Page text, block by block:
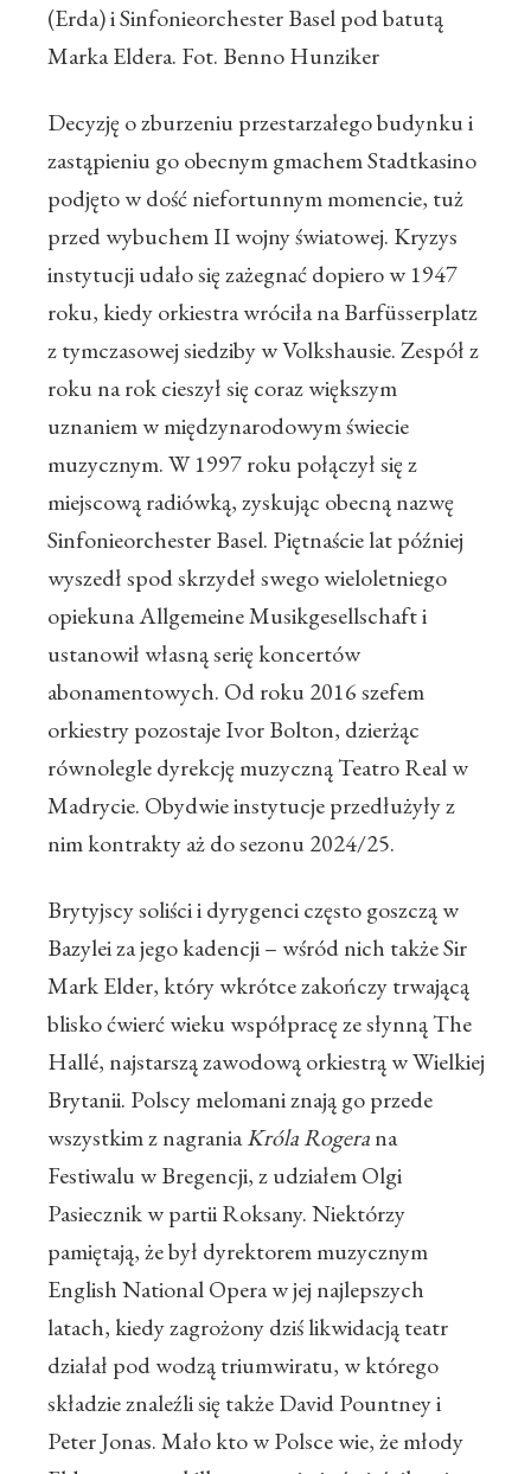
(Erda) i Sinfonieorchester Basel pod batutą
Marka Eldera. Fot. Benno Hunziker
Decyzję o zburzeniu przestarzałego budynku i
zastąpieniu go obecnym gmachem Stadtkasino
podjęto w dość niefortunnym momencie, tuż
przed wybuchem II wojny światowej. Kryzys
instytucji udało się zażegnać dopiero w 1947
roku, kiedy orkiestra wróciła na Barfüsserplatz
z tymczasowej siedziby w Volkshausie. Zespół z
roku na rok cieszył się coraz większym
uznaniem w międzynarodowym świecie
muzycznym. W 1997 roku połączył się z
miejscową radiówką, zyskując obecną nazwę
Sinfonieorchester Basel. Piętnaście lat później
wyszedł spod skrzydeł swego wieloletniego
opiekuna Allgemeine Musikgesellschaft i
ustanowił własną serię koncertów
abonamentowych. Od roku 2016 szefem
orkiestry pozostaje Ivor Bolton, dzierżąc
równolegle dyrekcję muzyczną Teatro Real w
Madrycie. Obydwie instytucje przedłużyły z
nim kontrakty aż do sezonu 2024/25.
Brytyjscy soliści i dyrygenci często goszczą w
Bazylei za jego kadencji – wśród nich także Sir
Mark Elder, który wkrótce zakończy trwającą
blisko ćwierć wieku współpracę ze słynną The
Hallé, najstarszą zawodową orkiestrą w Wielkiej
Brytanii. Polscy melomani znają go przede
wszystkim z nagraniaKróla Rogerana
Festiwalu w Bregencji, z udziałem Olgi
Pasiecznik w partii Roksany. Niektórzy
pamiętają, że był dyrektorem muzycznym
English National Opera w jej najlepszych
latach, kiedy zagrożony dziś likwidacją teatr
działał pod wodzą triumwiratu, w którego
składzie znaleźli się także David Pountney i
Peter Jonas. Mało kto w Polsce wie, że młody